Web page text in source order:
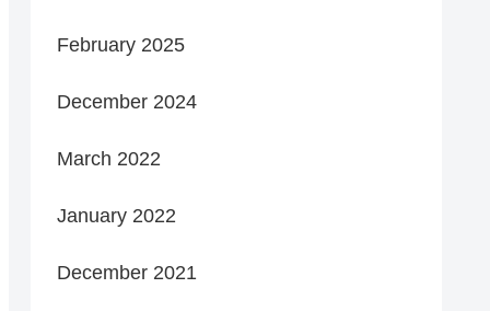
February 2025
December 2024
March 2022
January 2022
December 2021